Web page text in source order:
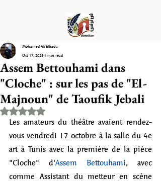
Assem Bettouhami dans
"Cloche" : sur les pas de "El-
Majnoun" de Taoufik Jebali
Mohamed Ali Elhaou
Oct 17, 20254 min read
Rated NaN out of 5 stars.
Les amateurs du théâtre avaient rendez-
vous vendredi 17 octobre à la salle du 4e
art à Tunis avec la première de la pièce
"Cloche" d'Assem Bettouhami, avec